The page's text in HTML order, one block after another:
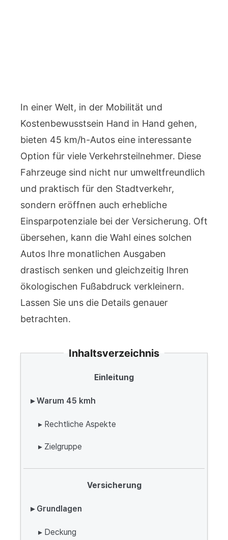
In einer Welt, in der Mobilität und
Kostenbewusstsein Hand in Hand gehen,
bieten 45 km/h-Autos eine interessante
Option für viele Verkehrsteilnehmer. Diese
Fahrzeuge sind nicht nur umweltfreundlich
und praktisch für den Stadtverkehr,
sondern eröffnen auch erhebliche
Einsparpotenziale bei der Versicherung. Oft
übersehen, kann die Wahl eines solchen
Autos Ihre monatlichen Ausgaben
drastisch senken und gleichzeitig Ihren
ökologischen Fußabdruck verkleinern.
Lassen Sie uns die Details genauer
betrachten.
Inhaltsverzeichnis
Einleitung
▸ Warum 45 kmh
▸ Rechtliche Aspekte
▸ Zielgruppe
Versicherung
▸ Grundlagen
▸ Deckung